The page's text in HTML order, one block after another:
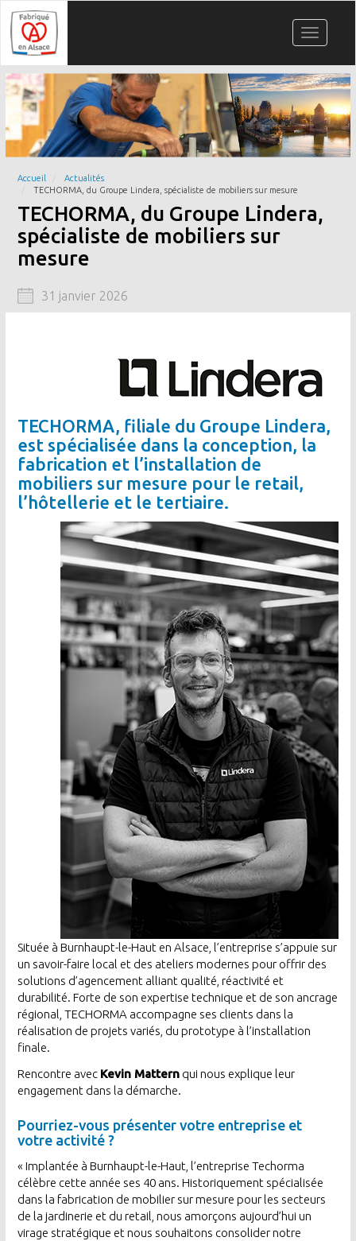
Aller
au
contenu
principal
Toggle
Accueil
Actualités
TECHORMA, du Groupe Lindera, spécialiste de mobiliers sur mesure
TECHORMA, du Groupe Lindera,
spécialiste de mobiliers sur
mesure
31 janvier 2026
TECHORMA, filiale du Groupe Lindera,
est spécialisée dans la conception, la
fabrication et l’installation de
mobiliers sur mesure pour le retail,
l’hôtellerie et le tertiaire.
Image
Située à Burnhaupt-le-Haut en Alsace, l’entreprise s’appuie sur
un savoir-faire local et des ateliers modernes pour offrir des
solutions d’agencement alliant qualité, réactivité et
durabilité. Forte de son expertise technique et de son ancrage
régional, TECHORMA accompagne ses clients dans la
réalisation de projets variés, du prototype à l’installation
finale.
Rencontre avec Kevin Mattern qui nous explique leur
engagement dans la démarche.
Pourriez-vous présenter votre entreprise et
votre activité ?
« Implantée à Burnhaupt-le-Haut, l’entreprise Techorma
célèbre cette année ses 40 ans. Historiquement spécialisée
dans la fabrication de mobilier sur mesure pour les secteurs
de la jardinerie et du retail, nous amorçons aujourd’hui un
virage stratégique et nous souhaitons consolider notre
Panneau de gestion des cookies